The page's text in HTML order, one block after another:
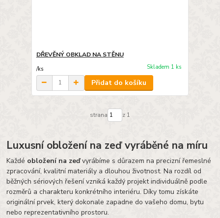
DŘEVĚNÝ OBKLAD NA STĚNU
/ks Skladem 1 ks
Přidat do košíku
strana z 1
Luxusní obložení na zeď vyráběné na míru
Každé obložení na zeďvyrábíme s důrazem na precizní řemeslné
zpracování, kvalitní materiály a dlouhou životnost. Na rozdíl od
běžných sériových řešení vzniká každý projekt individuálně podle
rozměrů a charakteru konkrétního interiéru. Díky tomu získáte
originální prvek, který dokonale zapadne do vašeho domu, bytu
nebo reprezentativního prostoru.